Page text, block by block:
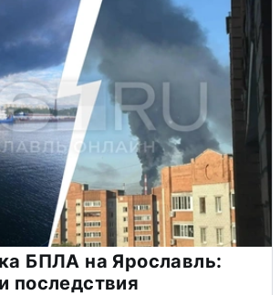
БПЛА на Ярославль:
последствия